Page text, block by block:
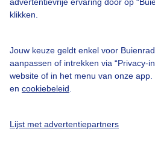
klikken.
Jouw keuze geldt enkel voor
aanpassen of intrekken via “Privacy-
website of in het menu van onze
en cookiebeleid
Lijst met advertentiepartners
Gebruikersvoorwaarden
Privacy beleid
Cookie beleid
Gratis weerdata